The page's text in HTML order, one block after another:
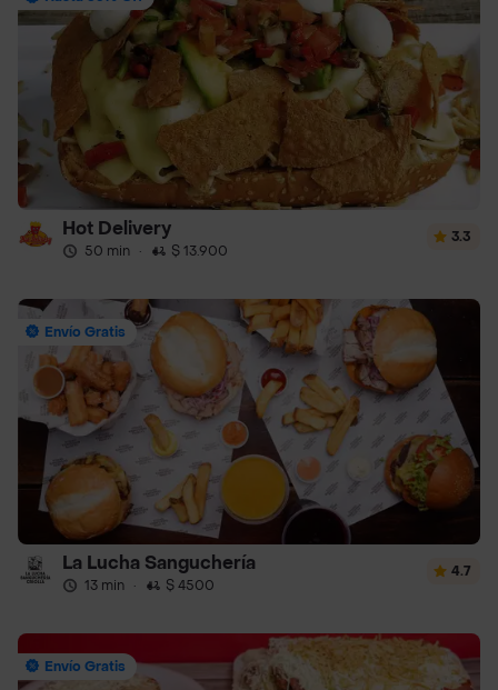
Hot Delivery
50 min · $ 13.900
3.3
Envío Gratis
La Lucha Sanguchería
13 min · $ 4500
4.7
Envío Gratis